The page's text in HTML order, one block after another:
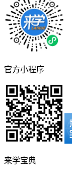
官方小程序
来学宝典